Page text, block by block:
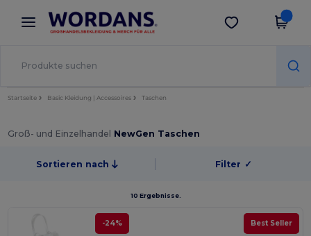
× Wordans App
Bessere Preise in der App!
App holen
Startseite Basic Kleidung | Accessoires Taschen
Groß- und Einzelhandel NewGen Taschen
Sortieren nach Filter ✓
10 Ergebnisse.
-24% Best Seller